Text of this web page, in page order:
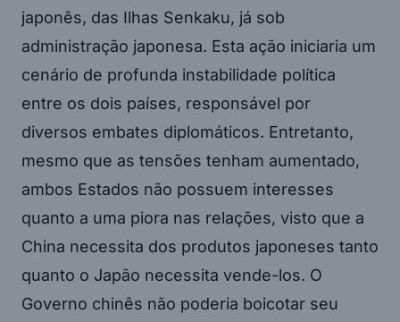
japonês, das Ilhas Senkaku, já sob
administração japonesa. Esta ação iniciaria um
cenário de profunda instabilidade política
entre os dois países, responsável por
diversos embates diplomáticos. Entretanto,
mesmo que as tensões tenham aumentado,
ambos Estados não possuem interesses
quanto a uma piora nas relações, visto que a
China necessita dos produtos japoneses tanto
quanto o Japão necessita vende-los. O
Governo chinês não poderia boicotar seu